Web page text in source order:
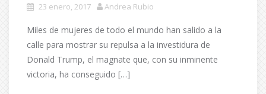
23 enero, 2017 Andrea Rubio
Miles de mujeres de todo el mundo han salido a la
calle para mostrar su repulsa a la investidura de
Donald Trump, el magnate que, con su inminente
victoria, ha conseguido […]